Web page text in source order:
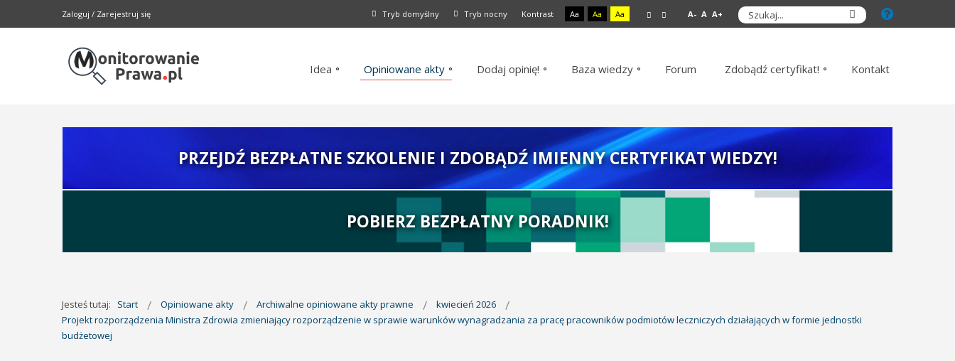
Zaloguj / Zarejestruj się Tryb domyślny Tryb nocny Kontrast Aa Aa Aa A- A A+
Idea Opiniowane akty Dodaj opinię! Baza wiedzy Forum Zdobądź certyfikat! Kontakt
PRZEJDŹ BEZPŁATNE SZKOLENIE I ZDOBĄDŹ IMIENNY CERTYFIKAT WIEDZY!
POBIERZ BEZPŁATNY PORADNIK!
Jesteś tutaj: Start Opiniowane akty Archiwalne opiniowane akty prawne
kwiecień 2026
Projekt rozporządzenia Ministra Zdrowia zmieniający rozporządzenie w sprawie warunków wynagradzania za pracę pracowników podmiotów leczniczych działających w formie jednostki
budżetowej